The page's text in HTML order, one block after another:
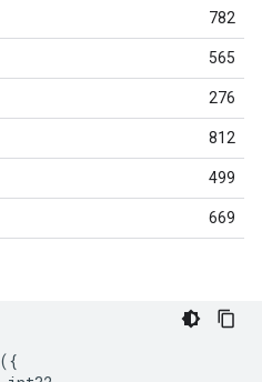
782
565
276
812
499
669
({